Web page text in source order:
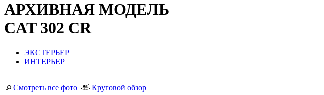
АРХИВНАЯ МОДЕЛЬ
CAT 302 CR
ЭКСТЕРЬЕР
ИНТЕРЬЕР
Смотреть все фото Круговой обзор